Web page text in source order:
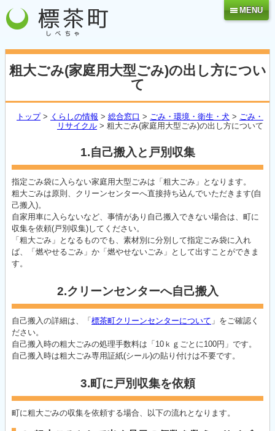
MENU
粗大ごみ(家庭用大型ごみ)の出し方につい
て
トップ> くらしの情報 > 総合窓口 > ごみ・環境・衛生・犬 > ごみ・
リサイクル > 粗大ごみ(家庭用大型ごみ)の出し方について
1.自己搬入と戸別収集
指定ごみ袋に入らない家庭用大型ごみは「粗大ごみ」となります。
粗大ごみは原則、クリーンセンターへ直接持ち込んでいただきます(自
己搬入)。
自家用車に入らないなど、事情があり自己搬入できない場合は、町に
収集を依頼(戸別収集)してください。
「粗大ごみ」となるものでも、素材別に分別して指定ごみ袋に入れ
ば、「燃やせるごみ」か「燃やせないごみ」として出すことができま
す。
2.クリーンセンターへ自己搬入
自己搬入の詳細は、「 標茶町クリーンセンターについて 」をご確認く
ださい。
自己搬入時の粗大ごみの処理手数料は「10ｋｇごとに100円」です。
自己搬入時は粗大ごみ専用証紙(シール)の貼り付けは不要です。
3.町に戸別収集を依頼
町に粗大ごみの収集を依頼する場合、以下の流れとなります。